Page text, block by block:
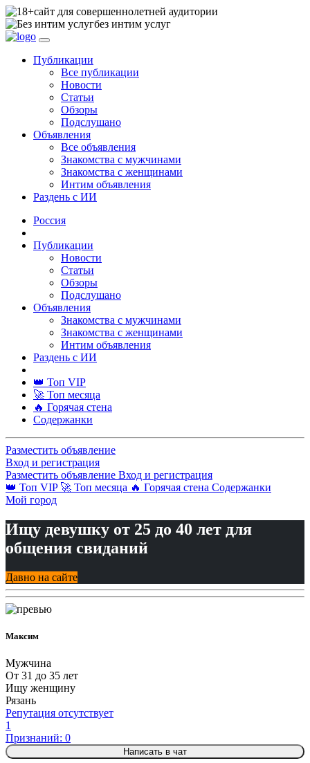
сайт для совершеннолетней аудитории
без интим услуг
Публикации
Все публикации
Новости
Статьи
Обзоры
Подслушано
Объявления
Все объявления
Знакомства с мужчинами
Знакомства с женщинами
Интим объявления
Раздень с ИИ
Россия
Публикации
Новости
Статьи
Обзоры
Подслушано
Объявления
Знакомства с мужчинами
Знакомства с женщинами
Интим объявления
Раздень с ИИ
👑 Топ VIP
🚀 Топ месяца
🔥 Горячая стена
Содержанки
Разместить объявление
Вход и регистрация
Разместить объявление Вход и регистрация
👑 Топ VIP 🚀 Топ месяца 🔥 Горячая стена Содержанки
Мой город
Ищу девушку от 25 до 40 лет для
общения свиданий
Давно на сайте
Максим
Мужчина
От 31 до 35 лет
Ищу женщину
Рязань
Репутация отсутствует
1
Признаний: 0
Написать в чат